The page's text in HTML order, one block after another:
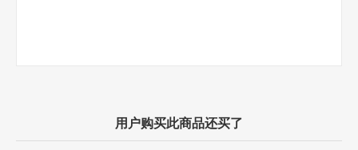
用户购买此商品还买了